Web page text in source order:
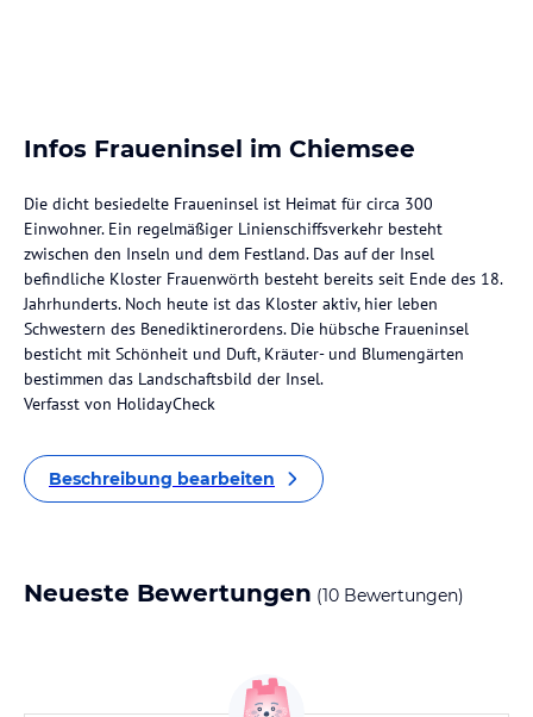
Infos Fraueninsel im Chiemsee
Die dicht besiedelte Fraueninsel ist Heimat für circa 300
Einwohner. Ein regelmäßiger Linienschiffsverkehr besteht
zwischen den Inseln und dem Festland. Das auf der Insel
befindliche Kloster Frauenwörth besteht bereits seit Ende des 18.
Jahrhunderts. Noch heute ist das Kloster aktiv, hier leben
Schwestern des Benediktinerordens. Die hübsche Fraueninsel
besticht mit Schönheit und Duft, Kräuter- und Blumengärten
bestimmen das Landschaftsbild der Insel.
Verfasst von HolidayCheck
Beschreibung bearbeiten
Neueste Bewertungen (10 Bewertungen)